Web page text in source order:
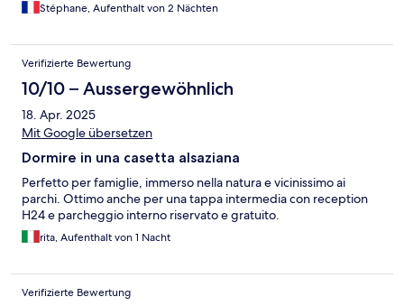
Stéphane, Aufenthalt von 2 Nächten
Verifizierte Bewertung
10/10 – Aussergewöhnlich
18. Apr. 2025
Mit Google übersetzen
Dormire in una casetta alsaziana
Perfetto per famiglie, immerso nella natura e vicinissimo ai
parchi. Ottimo anche per una tappa intermedia con reception
H24 e parcheggio interno riservato e gratuito.
rita, Aufenthalt von 1 Nacht
Verifizierte Bewertung